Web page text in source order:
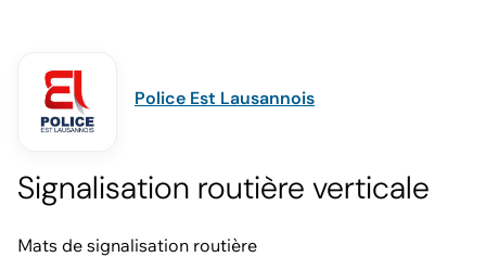
Police Est Lausannois
Signalisation routière verticale
Mats de signalisation routière